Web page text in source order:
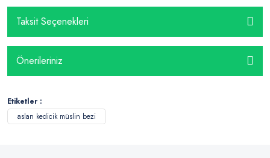
Taksit Seçenekleri
Önerileriniz
Etiketler :
aslan kedicik müslin bezi